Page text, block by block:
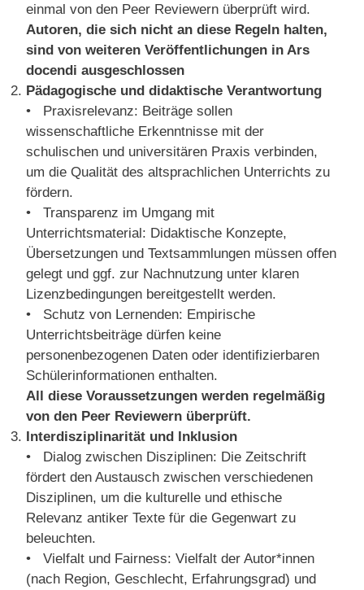
einmal von den Peer Reviewern überprüft wird.
Autoren, die sich nicht an diese Regeln halten,
sind von weiteren Veröffentlichungen in Ars
docendi ausgeschlossen
Pädagogische und didaktische Verantwortung
• Praxisrelevanz: Beiträge sollen
wissenschaftliche Erkenntnisse mit der
schulischen und universitären Praxis verbinden,
um die Qualität des altsprachlichen Unterrichts zu
fördern.
• Transparenz im Umgang mit
Unterrichtsmaterial: Didaktische Konzepte,
Übersetzungen und Textsammlungen müssen offen
gelegt und ggf. zur Nachnutzung unter klaren
Lizenzbedingungen bereitgestellt werden.
• Schutz von Lernenden: Empirische
Unterrichtsbeiträge dürfen keine
personenbezogenen Daten oder identifizierbaren
Schülerinformationen enthalten.
All diese Voraussetzungen werden regelmäßig
von den Peer Reviewern überprüft.
Interdisziplinarität und Inklusion
• Dialog zwischen Disziplinen: Die Zeitschrift
fördert den Austausch zwischen verschiedenen
Disziplinen, um die kulturelle und ethische
Relevanz antiker Texte für die Gegenwart zu
beleuchten.
• Vielfalt und Fairness: Vielfalt der Autor*innen
(nach Region, Geschlecht, Erfahrungsgrad) und